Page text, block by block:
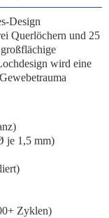
Design
Querlöchern und 25
wird eine
je 1,5 mm)
Zyklen)